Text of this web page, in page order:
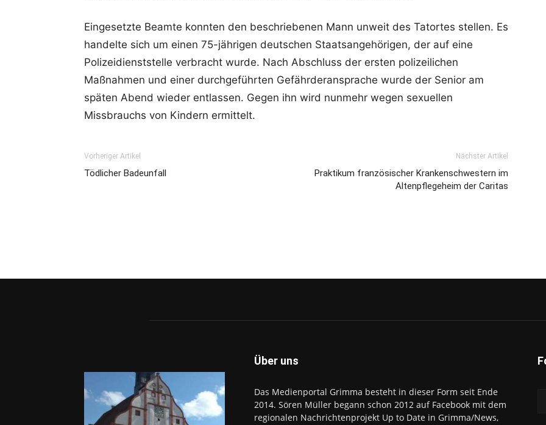
Eingesetzte Beamte konnten den beschriebenen Mann unweit des Tatortes stellen. Es
handelte sich um einen 75-jährigen deutschen Staatsangehörigen, der auf eine
Polizeidienststelle verbracht wurde. Nach Abschluss der ersten polizeilichen
Maßnahmen und einer durchgeführten Gefährderansprache wurde der Senior am
späten Abend wieder entlassen. Gegen ihn wird nunmehr wegen sexuellen
Missbrauchs von Kindern ermittelt.
Vorheriger Artikel
Tödlicher Badeunfall
Nächster Artikel
Praktikum französischer Krankenschwestern im
Altenpflegeheim der Caritas
Über uns
Das Medienportal Grimma besteht in dieser Form seit Ende
2014. Sören Müller begann schon 2012 auf Facebook mit dem
regionalen Nachrichtenprojekt Up to Date in Grimma/News,